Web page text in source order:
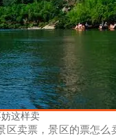
这样卖
区卖票，景区的票怎